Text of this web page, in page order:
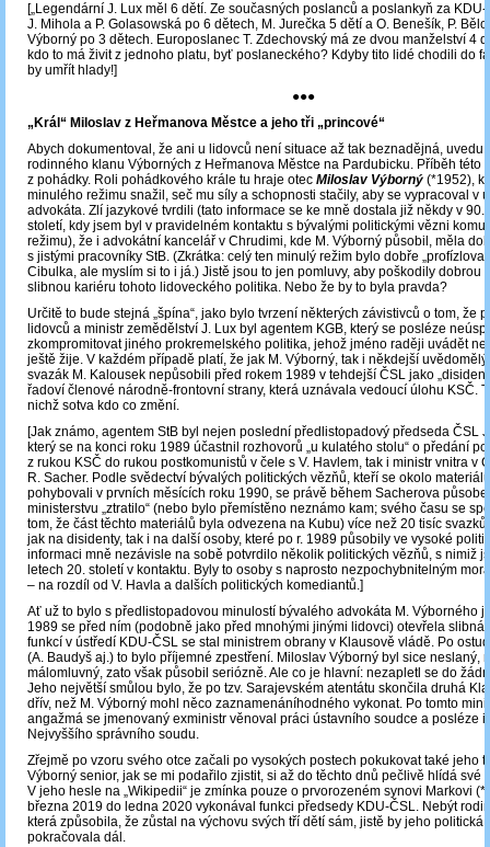
[„Legendární J. Lux měl 6 dětí. Ze současných poslanců a poslankyň za
J. Mihola a P. Golasowská po 6 dětech, M. Jurečka 5 dětí a O. Benešík, P.
Výborný po 3 dětech. Europoslanec T. Zdechovský má ze dvou manželství 4
kdo to má živit z jednoho platu, byť poslaneckého? Kdyby tito lidé chodili do
by umřít hlady!]
●●●
„Král“ Miloslav z Heřmanova Městce a jeho tři „princové“
Abych dokumentoval, že ani u lidovců není situace až tak beznadějná, uvedu
rodinného klanu Výborných z Heřmanova Městce na Pardubicku. Příběh této
z pohádky. Roli pohádkového krále tu hraje otec Miloslav Výborný (*1952),
minulého režimu snažil, seč mu síly a schopnosti stačily, aby se vypracoval v
advokáta. Zlí jazykové tvrdili (tato informace se ke mně dostala již někdy v 90.
století, kdy jsem byl v pravidelném kontaktu s bývalými politickými vězni
režimu), že i advokátní kancelář v Chrudimi, kde M. Výborný působil, měla
s jistými pracovníky StB. (Zkrátka: celý ten minulý režim bylo dobře
Cibulka, ale myslím si to i já.) Jistě jsou to jen pomluvy, aby poškodily dobrou
slibnou kariéru tohoto lidoveckého politika. Nebo že by to byla pravda?
Určitě to bude stejná „špína“, jako bylo tvrzení některých závistivců o tom, že
lidovců a ministr zemědělství J. Lux byl agentem KGB, který se posléze
zkompromitovat jiného prokremelského politika, jehož jméno raději uvádět
ještě žije. V každém případě platí, že jak M. Výborný, tak i někdejší
svazák M. Kalousek nepůsobili před rokem 1989 v tehdejší ČSL jako
řadoví členové národně-frontovní strany, která uznávala vedoucí úlohu KSČ.
nichž sotva kdo co změní.
[Jak známo, agentem StB byl nejen poslední předlistopadový předseda ČSL
který se na konci roku 1989 účastnil rozhovorů „u kulatého stolu“ o předání
z rukou KSČ do rukou postkomunistů v čele s V. Havlem, tak i ministr vnitra v
R. Sacher. Podle svědectví bývalých politických vězňů, kteří se okolo
pohybovali v prvních měsících roku 1990, se právě během Sacherova
ministerstvu „ztratilo“ (nebo bylo přemístěno neznámo kam; svého času se
tom, že část těchto materiálů byla odvezena na Kubu) více než 20 tisíc
jak na disidenty, tak i na další osoby, které po r. 1989 působily ve vysoké
informaci mně nezávisle na sobě potvrdilo několik politických vězňů, s nimiž
letech 20. století v kontaktu. Byly to osoby s naprosto nezpochybnitelným
– na rozdíl od V. Havla a dalších politických komediantů.]
Ať už to bylo s předlistopadovou minulostí bývalého advokáta M. Výborného
1989 se před ním (podobně jako před mnohými jinými lidovci) otevřela slibná
funkcí v ústředí KDU-ČSL se stal ministrem obrany v Klausově vládě. Po
(A. Baudyš aj.) to bylo příjemné zpestření. Miloslav Výborný byl sice neslaný,
málomluvný, zato však působil seriózně. Ale co je hlavní: nezapletl se do
Jeho největší smůlou bylo, že po tzv. Sarajevském atentátu skončila druhá
dřív, než M. Výborný mohl něco zaznamenáníhodného vykonat. Po tomto
angažmá se jmenovaný exministr věnoval práci ústavního soudce a posléze i
Nejvyššího správního soudu.
Zřejmě po vzoru svého otce začali po vysokých postech pokukovat také jeho
Výborný senior, jak se mi podařilo zjistit, si až do těchto dnů pečlivě hlídá své
V jeho hesle na „Wikipedii“ je zmínka pouze o prvorozeném synovi Markovi
března 2019 do ledna 2020 vykonával funkci předsedy KDU-ČSL. Nebýt
která způsobila, že zůstal na výchovu svých tří dětí sám, jistě by jeho politická
pokračovala dál.